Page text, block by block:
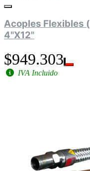
Acoples Flexibles
4"X12"
$949.303
IVA Incluido